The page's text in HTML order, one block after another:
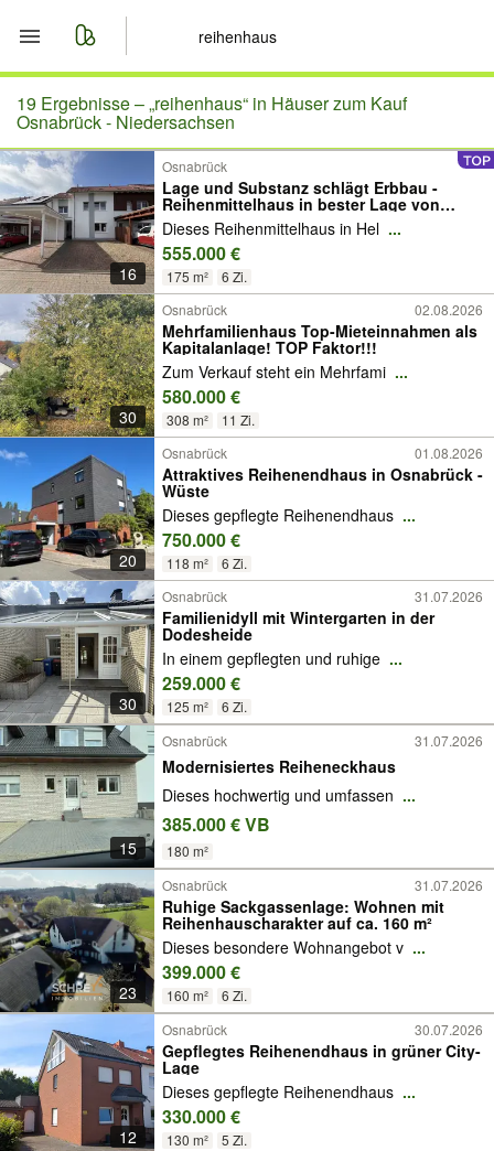
Start
Merkliste
Nachrichten
Anzeige aufgeben
19 Ergebnisse –„reihenhaus“ in Häuser zum Kauf
Osnabrück - Niedersachsen
16
Osnabrück
Lage und Substanz schlägt Erbbau -
Reihenmittelhaus in bester Lage von
Hellern
Dieses Reihenmittelhaus in Hel ...
555.000 €
175 m² 6 Zi.
30
Osnabrück 02.08.2026
Mehrfamilienhaus Top-Mieteinnahmen als
Kapitalanlage! TOP Faktor!!!
Zum Verkauf steht ein Mehrfami ...
580.000 €
308 m² 11 Zi.
20
Osnabrück 01.08.2026
Attraktives Reihenendhaus in Osnabrück -
Wüste
Dieses gepflegte Reihenendhaus ...
750.000 €
118 m² 6 Zi.
30
Osnabrück 31.07.2026
Familienidyll mit Wintergarten in der
Dodesheide
In einem gepflegten und ruhige ...
259.000 €
125 m² 6 Zi.
15
Osnabrück 31.07.2026
Modernisiertes Reiheneckhaus
Dieses hochwertig und umfassen ...
385.000 € VB
180 m²
23
Osnabrück 31.07.2026
Ruhige Sackgassenlage: Wohnen mit
Reihenhauscharakter auf ca. 160 m²
Dieses besondere Wohnangebot v ...
399.000 €
160 m² 6 Zi.
12
Osnabrück 30.07.2026
Gepflegtes Reihenendhaus in grüner City-
Lage
Dieses gepflegte Reihenendhaus ...
330.000 €
130 m²
5 Zi.